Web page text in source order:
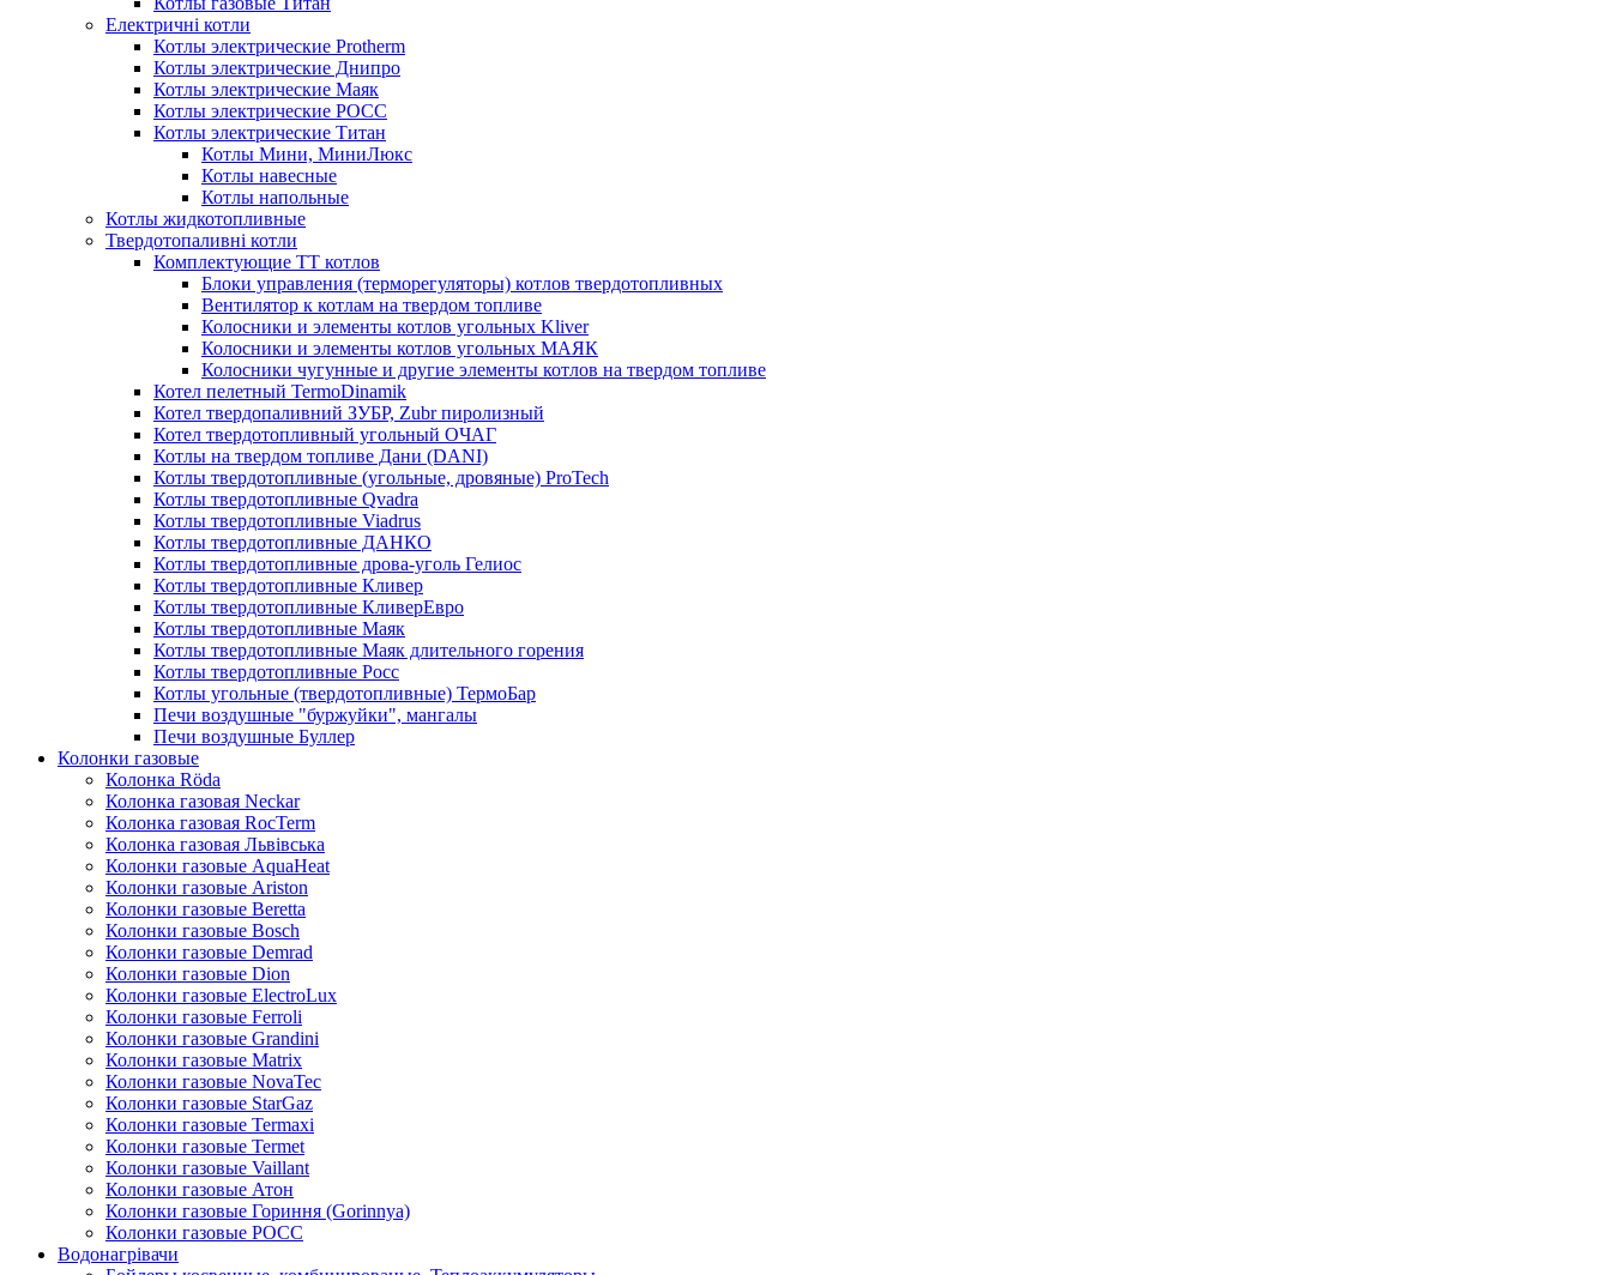
Електричні котли
Котлы электрические Protherm
Котлы электрические Днипро
Котлы электрические Маяк
Котлы электрические РОСС
Котлы электрические Титан
Котлы Мини, МиниЛюкс
Котлы навесные
Котлы напольные
Котлы жидкотопливные
Твердотопаливні котли
Комплектующие ТТ котлов
Блоки управления (терморегуляторы) котлов твердотопливных
Вентилятор к котлам на твердом топливе
Колосники и элементы котлов угольных Kliver
Колосники и элементы котлов угольных МАЯК
Колосники чугунные и другие элементы котлов на твердом топливе
Котел пелетный TermoDinamik
Котел твердопаливний ЗУБР, Zubr пиролизный
Котел твердотопливный угольный ОЧАГ
Котлы на твердом топливе Дани (DANI)
Котлы твердотопливные (угольные, дровяные) ProTech
Котлы твердотопливные Qvadra
Котлы твердотопливные Viadrus
Котлы твердотопливные ДАНКО
Котлы твердотопливные дрова-уголь Гелиос
Котлы твердотопливные Кливер
Котлы твердотопливные КливерЕвро
Котлы твердотопливные Маяк
Котлы твердотопливные Маяк длительного горения
Котлы твердотопливные Росс
Котлы угольные (твердотопливные) ТермоБар
Печи воздушные "буржуйки", мангалы
Печи воздушные Буллер
Колонки газовые
Колонка Rӧda
Колонка газовая Neckar
Колонка газовая RocTerm
Колонка газовая Львiвська
Колонки газовые AquaHeat
Колонки газовые Ariston
Колонки газовые Beretta
Колонки газовые Bosch
Колонки газовые Demrad
Колонки газовые Dion
Колонки газовые ElectroLux
Колонки газовые Ferroli
Колонки газовые Grandini
Колонки газовые Matrix
Колонки газовые NovaTec
Колонки газовые StarGaz
Колонки газовые Termaxi
Колонки газовые Termet
Колонки газовые Vaillant
Колонки газовые Атон
Колонки газовые Гориння (Gorinnya)
Колонки газовые РОСС
Водонагрівачи